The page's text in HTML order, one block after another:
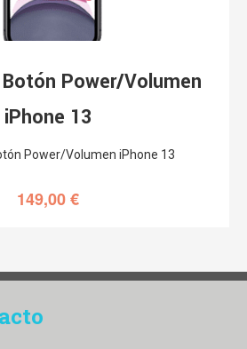
Power/Volumen
iPhone 13
Power/Volumen iPhone 13
149,00€